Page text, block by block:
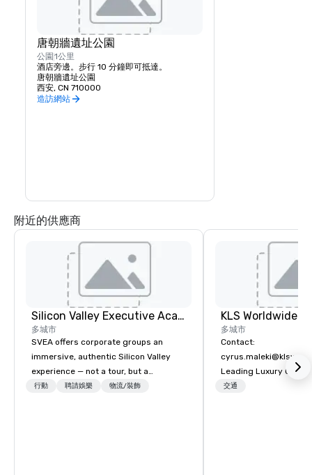
唐朝牆遺址公園
公園 1公里
酒店旁邊。步行 10 分鐘即可抵達。
唐朝牆遺址公園
西安, CN 710000
造訪網站
附近的供應商
Silicon Valley Executive Academy
多城市
SVEA offers corporate groups an
immersive, authentic Silicon Valley
experience — not a tour, but a
transformation. We design and
行動 聘請娛樂 物流/裝飾
多城市
Contact:
Leading Luxury
Transportation
交通